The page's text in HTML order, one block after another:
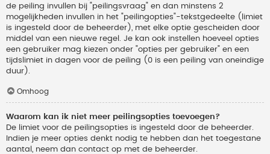
de peiling invullen bij "peilingsvraag" en dan minstens 2
mogelijkheden invullen in het "peilingopties"-tekstgedeelte (limiet
is ingesteld door de beheerder), met elke optie gescheiden door
middel van een nieuwe regel. Je kan ook instellen hoeveel opties
een gebruiker mag kiezen onder "opties per gebruiker" en een
tijdslimiet in dagen voor de peiling (0 is een peiling van oneindige
duur).
Omhoog
Waarom kan ik niet meer peilingsopties toevoegen?
De limiet voor de peilingsopties is ingesteld door de beheerder.
Indien je meer opties denkt nodig te hebben dan het toegestane
aantal, neem dan contact op met de beheerder.